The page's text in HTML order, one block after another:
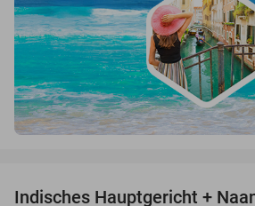
Indisches Hauptgericht +